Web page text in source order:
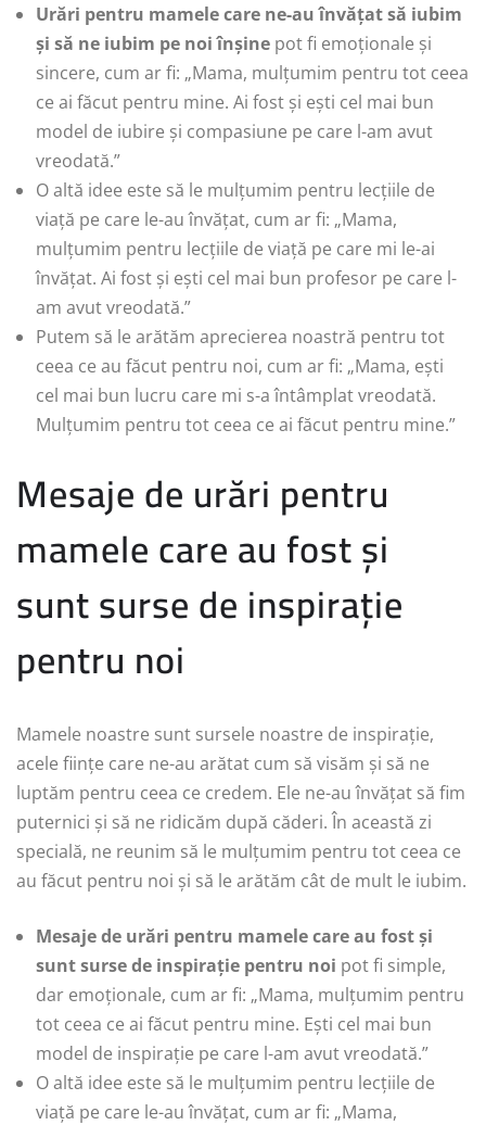
Urări pentru mamele care ne-au învățat să iubim
și să ne iubim pe noi înșine pot fi emoționale și
sincere, cum ar fi: „Mama, mulțumim pentru tot ceea
ce ai făcut pentru mine. Ai fost și ești cel mai bun
model de iubire și compasiune pe care l-am avut
vreodată.”
O altă idee este să le mulțumim pentru lecțiile de
viață pe care le-au învățat, cum ar fi: „Mama,
mulțumim pentru lecțiile de viață pe care mi le-ai
învățat. Ai fost și ești cel mai bun profesor pe care l-
am avut vreodată.”
Putem să le arătăm aprecierea noastră pentru tot
ceea ce au făcut pentru noi, cum ar fi: „Mama, ești
cel mai bun lucru care mi s-a întâmplat vreodată.
Mulțumim pentru tot ceea ce ai făcut pentru mine.”
Mesaje de urări pentru
mamele care au fost și
sunt surse de inspirație
pentru noi
Mamele noastre sunt sursele noastre de inspirație,
acele ființe care ne-au arătat cum să visăm și să ne
luptăm pentru ceea ce credem. Ele ne-au învățat să fim
puternici și să ne ridicăm după căderi. În această zi
specială, ne reunim să le mulțumim pentru tot ceea ce
au făcut pentru noi și să le arătăm cât de mult le iubim.
Mesaje de urări pentru mamele care au fost și
sunt surse de inspirație pentru noi pot fi simple,
dar emoționale, cum ar fi: „Mama, mulțumim pentru
tot ceea ce ai făcut pentru mine. Ești cel mai bun
model de inspirație pe care l-am avut vreodată.”
O altă idee este să le mulțumim pentru lecțiile de
viață pe care le-au învățat, cum ar fi: „Mama,